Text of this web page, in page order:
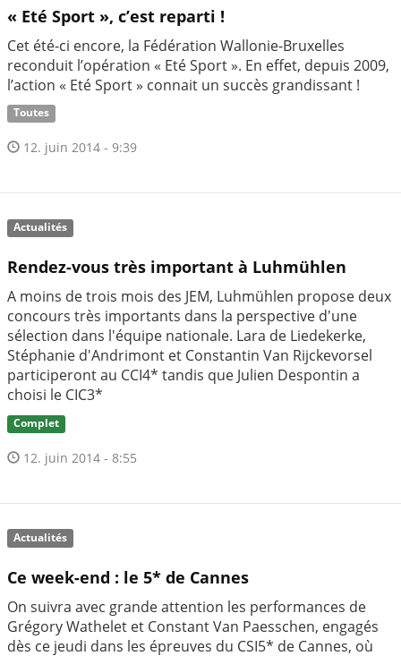
« Eté Sport », c’est reparti !
Cet été-ci encore, la Fédération Wallonie-Bruxelles
reconduit l’opération « Eté Sport ». En effet, depuis 2009,
l’action « Eté Sport » connait un succès grandissant !
Toutes
12. juin 2014 - 9:39
Actualités
Rendez-vous très important à Luhmühlen
A moins de trois mois des JEM, Luhmühlen propose deux
concours très importants dans la perspective d'une
sélection dans l'équipe nationale. Lara de Liedekerke,
Stéphanie d'Andrimont et Constantin Van Rijckevorsel
participeront au CCI4* tandis que Julien Despontin a
choisi le CIC3*
Complet
12. juin 2014 - 8:55
Actualités
Ce week-end : le 5* de Cannes
On suivra avec grande attention les performances de
Grégory Wathelet et Constant Van Paesschen, engagés
dès ce jeudi dans les épreuves du CSI5* de Cannes, où